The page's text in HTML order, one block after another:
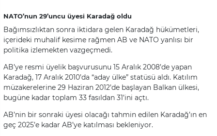
NATO’nun 29’uncu üyesi Karadağ oldu
Bağımsızlıktan sonra iktidara gelen Karadağ hükümetleri,
içerideki muhalif kesime rağmen AB ve NATO yanlısı bir
politika izlemekten vazgeçmedi.
AB’ye resmi üyelik başvurusunu 15 Aralık 2008’de yapan
Karadağ, 17 Aralık 2010’da “aday ülke” statüsü aldı. Katılım
müzakerelerine 29 Haziran 2012’de başlayan Balkan ülkesi,
bugüne kadar toplam 33 fasıldan 31’ini açtı.
AB’nin bir sonraki üyesi olacağı tahmin edilen Karadağ’ın en
geç 2025’e kadar AB’ye katılması bekleniyor.